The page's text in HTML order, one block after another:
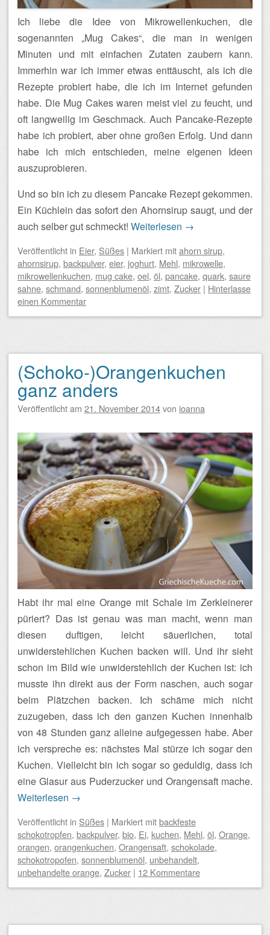
Ich liebe die Idee von Mikrowellenkuchen, die
sogenannten „Mug Cakes“, die man in wenigen
Minuten und mit einfachen Zutaten zaubern kann.
Immerhin war ich immer etwas enttäuscht, als ich die
Rezepte probiert habe, die ich im Internet gefunden
habe. Die Mug Cakes waren meist viel zu feucht, und
oft langweilig im Geschmack. Auch Pancake-Rezepte
habe ich probiert, aber ohne großen Erfolg. Und dann
habe ich mich entschieden, meine eigenen Ideen
auszuprobieren.
Und so bin ich zu diesem Pancake Rezept gekommen.
Ein Küchlein das sofort den Ahornsirup saugt, und der
auch selber gut schmeckt! Weiterlesen →
Veröffentlicht in Eier, Süßes | Markiert mitahorn sirup,
ahornsirup, backpulver, eier, joghurt, Mehl, mikrowelle,
mikrowellenkuchen, mug cake, oel, öl, pancake, quark, saure
sahne, schmand, sonnenblumenöl, zimt, Zucker | Hinterlasse
einen Kommentar
(Schoko-)Orangenkuchen
ganz anders
Veröffentlicht am 21. November 2014von ioanna
Habt ihr mal eine Orange mit Schale im Zerkleinerer
püriert? Das ist genau was man macht, wenn man
diesen duftigen, leicht säuerlichen, total
unwiderstehlichen Kuchen backen will. Und ihr sieht
schon im Bild wie unwiderstehlich der Kuchen ist: ich
musste ihn direkt aus der Form naschen, auch sogar
beim Plätzchen backen. Ich schäme mich nicht
zuzugeben, dass ich den ganzen Kuchen innenhalb
von 48 Stunden ganz alleine aufgegessen habe. Aber
ich verspreche es: nächstes Mal stürze ich sogar den
Kuchen. Vielleicht bin ich sogar so geduldig, dass ich
eine Glasur aus Puderzucker und Orangensaft mache.
Weiterlesen →
Veröffentlicht in Süßes | Markiert mitbackfeste
schokotropfen, backpulver, bio, Ei, kuchen, Mehl, öl, Orange,
orangen, orangenkuchen, Orangensaft, schokolade,
schokotropofen, sonnenblumenöl, unbehandelt,
unbehandelte orange, Zucker | 12 Kommentare